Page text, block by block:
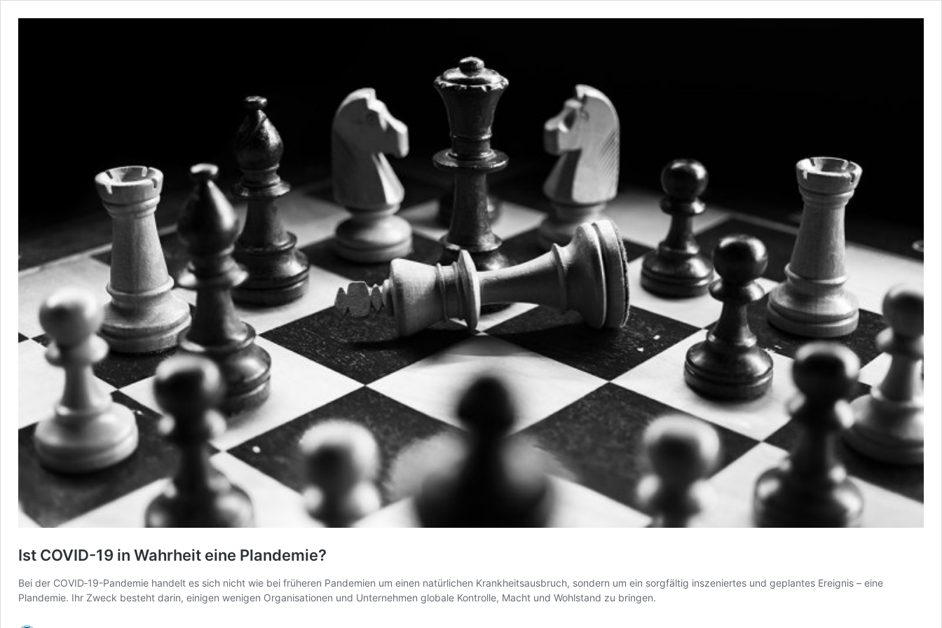
Ist COVID-19 in Wahrheit eine Plandemie?
Bei der COVID‑19-Pandemie handelt es sich nicht wie bei früheren Pandemien um einen natürlichen Krankheitsausbruch, sondern um ein sorgfältig inszeniertes und geplantes Ereignis – eine
Plandemie. Ihr Zweck besteht darin, einigen wenigen Organisationen und Unternehmen globale Kontrolle, Macht und Wohlstand zu bringen.